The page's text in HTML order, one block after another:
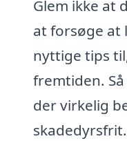
Glem ikke at
at forsøge at
nyttige tips
fremtiden.
der virkelig
skadedyrsfrit.